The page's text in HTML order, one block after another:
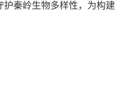
秦岭生物多样性，为构建